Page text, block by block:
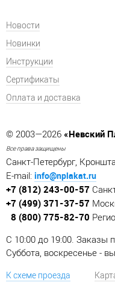
Новости
Новинки
Инструкции
Сертификаты
Оплата и доставка
© 2003—2026 «Невский
Все права защищены
Санкт-Петербург,
E-mail: info@nplakat.ru
+7 (812) 243-00-57
+7 (499) 371-37-57
8 (800) 775-82-70
C 10:00 до 19:00. Заказы
Суббота, воскресенье -
К схеме проезда